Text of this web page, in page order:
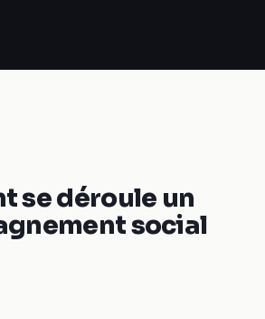
se déroule un
social